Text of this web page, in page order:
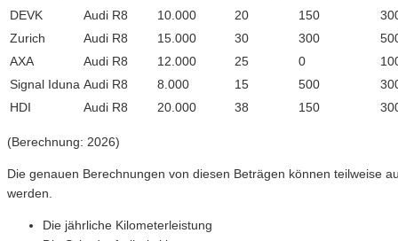
DEVK
Audi R8 10.000 20 150
Zurich
Audi R8 15.000 30 300
AXA
Audi R8 12.000 25 0
Signal Iduna Audi R8 8.000 15 500
HDI
Audi R8 20.000 38 150
(Berechnung: 2026)
Die genauen Berechnungen von diesen Beträgen können teilweise
werden.
Die jährliche Kilometerleistung